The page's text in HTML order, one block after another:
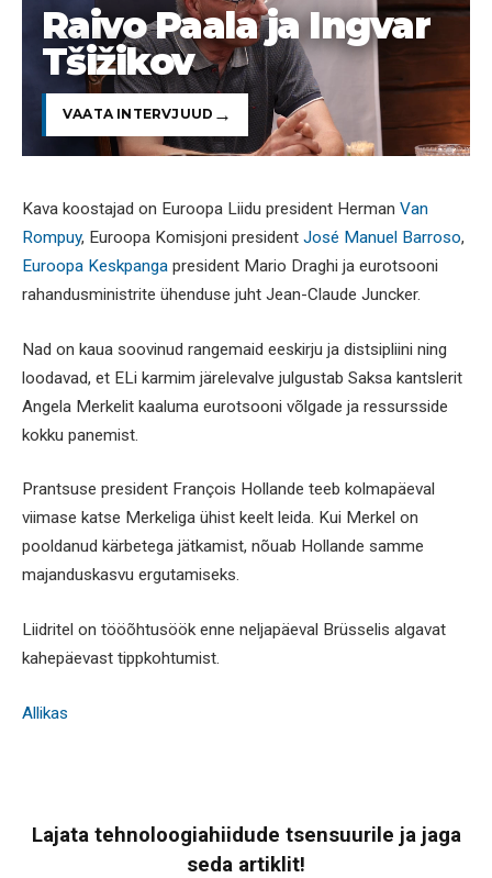
Raivo Paala ja Ingvar
Tšižikov
VAATA INTERVJUUD
Kava koostajad on Euroopa Liidu president Herman Van
Rompuy, Euroopa Komisjoni president José Manuel Barroso,
Euroopa Keskpanga president Mario Draghi ja eurotsooni
rahandusministrite ühenduse juht Jean-Claude Juncker.
Nad on kaua soovinud rangemaid eeskirju ja distsipliini ning
loodavad, et ELi karmim järelevalve julgustab Saksa kantslerit
Angela Merkelit kaaluma eurotsooni võlgade ja ressursside
kokku panemist.
Prantsuse president François Hollande teeb kolmapäeval
viimase katse Merkeliga ühist keelt leida. Kui Merkel on
pooldanud kärbetega jätkamist, nõuab Hollande samme
majanduskasvu ergutamiseks.
Liidritel on tööõhtusöök enne neljapäeval Brüsselis algavat
kahepäevast tippkohtumist.
Allikas
Lajata tehnoloogiahiidude tsensuurile ja jaga
seda artiklit!